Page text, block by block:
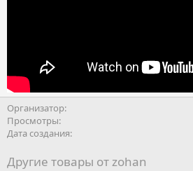
Организатор
Просмотры
Дата создания
Другие товары от zohan